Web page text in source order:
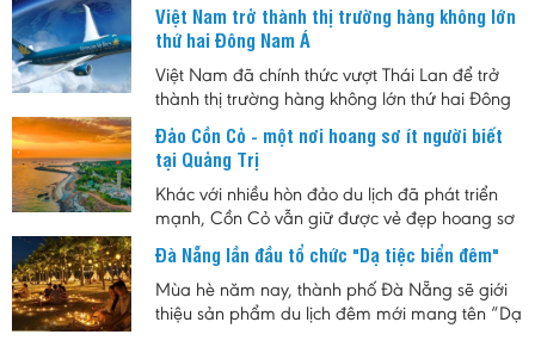
Việt Nam trở thành thị trường hàng không lớn
thứ hai Đông Nam Á
Việt Nam đã chính thức vượt Thái Lan để trở
thành thị trường hàng không lớn thứ hai Đông
Nam Á, đánh dấu bước tiến quan trọng của
ngành hàng không trong bối cảnh nhu cầu đi
lại và du lịch tiếp tục tăng trưởng mạnh.
Đảo Cồn Cỏ - một nơi hoang sơ ít người biết
tại Quảng Trị
Khác với nhiều hòn đảo du lịch đã phát triển
mạnh, Cồn Cỏ vẫn giữ được vẻ đẹp hoang sơ
cùng nhịp sống chậm. Đây là lựa chọn phù
hợp cho những ai muốn tìm một nơi nghỉ ngắn
ngày, tránh sự đông đúc, đồng thời khám phá
hệ sinh thái biển, rừng nguyên sinh và những
Đà Nẵng lần đầu tổ chức "Dạ tiệc biển đêm"
Mùa hè năm nay, thành phố Đà Nẵng sẽ giới
thiệu sản phẩm du lịch đêm mới mang tên “Dạ